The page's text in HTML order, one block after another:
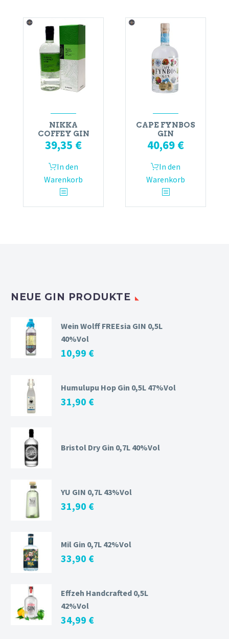
NIKKA
COFFEY GIN
39,35 €
In den
Warenkorb
CAPE FYNBOS
GIN
40,69 €
In den
Warenkorb
NEUE GIN PRODUKTE
Wein Wolff FREEsia GIN 0,5L
40%Vol
10,99 €
Humulupu Hop Gin 0,5L 47%Vol
31,90 €
Bristol Dry Gin 0,7L 40%Vol
YU GIN 0,7L 43%Vol
31,90 €
Mil Gin 0,7L 42%Vol
33,90 €
Effzeh Handcrafted 0,5L
42%Vol
34,99 €